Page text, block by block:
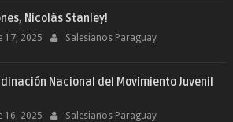
Nicolás Stanley!
17, 2025 Salesianos Paraguay
Nacional del Movimiento Juvenil
16, 2025 Salesianos Paraguay